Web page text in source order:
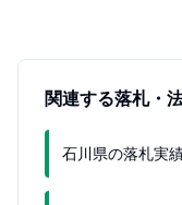
関連する落札・
石川県の落札実